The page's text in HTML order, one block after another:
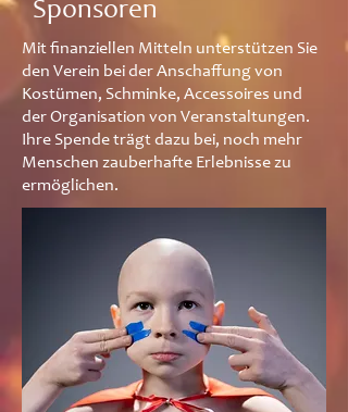
Sponsoren
Mit finanziellen Mitteln unterstützen Sie
den Verein bei der Anschaffung von
Kostümen, Schminke, Accessoires und
der Organisation von Veranstaltungen.
Ihre Spende trägt dazu bei, noch mehr
Menschen zauberhafte Erlebnisse zu
ermöglichen.